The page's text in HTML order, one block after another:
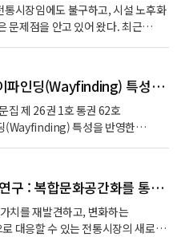
시장임에도 불구하고, 시설 노후화
문제점을 안고 있어 왔다. 최근
근이 시도되고 있다. 본 연구는 이
대한 공공디자인 개발안의 전반적
자인 개발과정 수립시 참고할 수
고 있다. 본 연구에서는 괴테
개념을 이론적 토대로 활용하여
복잡한 시장 색채 환경에서 흑백
보가 상업정보보다 높은 정보
시한다. 동시에 상권활성화를 위해
흥미로운 흑백 일러스트레이션을
. 이러한 개발안은 향후 연구자와
전통시장의 활성화를 위한 웨이파인딩(Wayfinding) 특성을 반영한 청년문화공간 계획에 관한 연구
집 제 26권 1호 통권 62호
(Wayfinding) 특성을 반영한
외 1명)'
전통시장의 기능 전환에 관한 연구 : 복합문화공간화를 통한 복합문화시장 조성의 필요성과 실현 방안
치를 재발견하고, 변화하는
대응할 수 있는 전통시장의 새로운